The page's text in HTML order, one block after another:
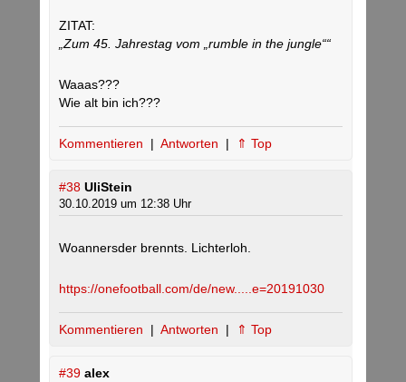
ZITAT:
„Zum 45. Jahrestag vom „rumble in the jungle““
Waaas???
Wie alt bin ich???
Kommentieren | Antworten | ⇑ Top
#38 UliStein
30.10.2019 um 12:38 Uhr
Woannersder brennts. Lichterloh.
https://onefootball.com/de/new.....e=20191030
Kommentieren | Antworten | ⇑ Top
#39 alex